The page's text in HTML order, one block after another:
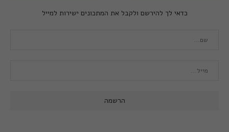
כדאי לך להירשם ולקבל את המתכונים ישירות למייל